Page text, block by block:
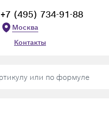
+7 (495) 734-91-88
Москва
Контакты